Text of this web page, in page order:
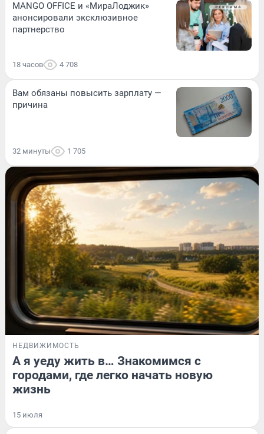
MANGO OFFICE и «МираЛоджик»
анонсировали эксклюзивное
партнерство
18 часов 4 708
Вам обязаны повысить зарплату —
причина
32 минуты 1 705
НЕДВИЖИМОСТЬ
А я уеду жить в… Знакомимся с
городами, где легко начать новую
жизнь
15 июля